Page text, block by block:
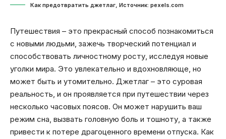
Как предотвратить джетлаг, Источник: pexels.com
Путешествия – это прекрасный способ познакомиться
с новыми людьми, зажечь творческий потенциал и
способствовать личностному росту, исследуя новые
уголки мира. Это увлекательно и вдохновляюще, но
может быть и утомительно. Джетлаг – это суровая
реальность, и он проявляется при путешествии через
несколько часовых поясов. Он может нарушить ваш
режим сна, вызвать головную боль и тошноту, а также
привести к потере драгоценного времени отпуска. Как